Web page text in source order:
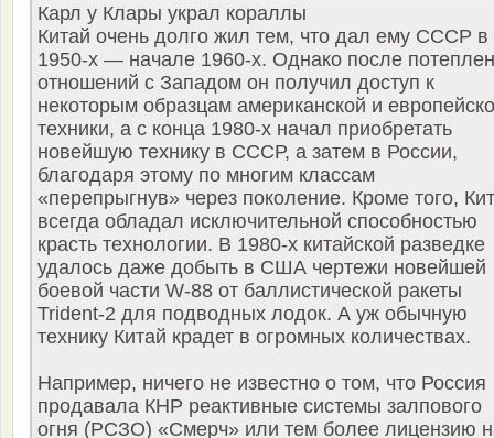
Карл у Клары украл кораллы
Китай очень долго жил тем, что дал ему СССР в
1950-х — начале 1960-х. Однако после
отношений с Западом он получил доступ к
некоторым образцам американской и
техники, а с конца 1980-х начал приобретать
новейшую технику в СССР, а затем в России,
благодаря этому по многим классам
«перепрыгнув» через поколение. Кроме того,
всегда обладал исключительной способностью
красть технологии. В 1980-х китайской разведке
удалось даже добыть в США чертежи новейшей
боевой части W-88 от баллистической ракеты
Trident-2 для подводных лодок. А уж обычную
технику Китай крадет в огромных количествах.
Например, ничего не известно о том, что Россия
продавала КНР реактивные системы залпового
огня (РСЗО) «Смерч» или тем более лицензию